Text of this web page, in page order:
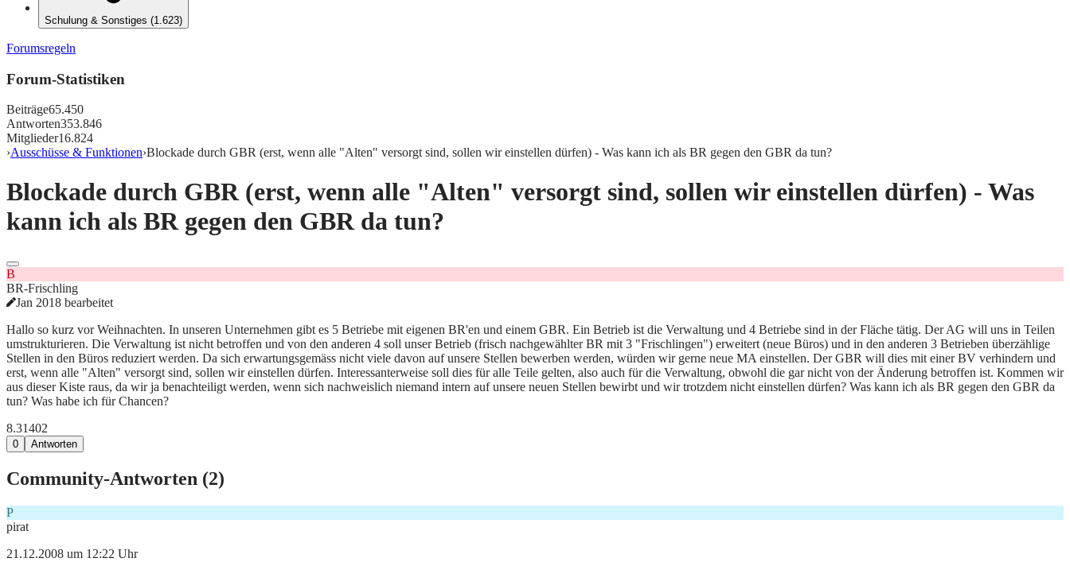
Schulung & Sonstiges (1.623)
Forumsregeln
Forum-Statistiken
Beiträge65.450
Antworten353.846
Mitglieder16.824
›Ausschüsse & Funktionen›Blockade durch GBR (erst, wenn alle "Alten" versorgt sind, sollen wir einstellen dürfen) - Was kann ich als BR gegen den GBR da tun?
Blockade durch GBR (erst, wenn alle "Alten" versorgt sind, sollen wir einstellen dürfen) - Was
kann ich als BR gegen den GBR da tun?
B
BR-Frischling
Jan 2018 bearbeitet
Hallo so kurz vor Weihnachten. In unseren Unternehmen gibt es 5 Betriebe mit eigenen BR'en und einem GBR. Ein Betrieb ist die Verwaltung und 4 Betriebe sind in der Fläche tätig. Der AG will uns in Teilen
umstrukturieren. Die Verwaltung ist nicht betroffen und von den anderen 4 soll unser Betrieb (frisch nachgewählter BR mit 3 "Frischlingen") erweitert (neue Büros) und in den anderen 3 Betrieben überzählige
Stellen in den Büros reduziert werden. Da sich erwartungsgemäss nicht viele davon auf unsere Stellen bewerben werden, würden wir gerne neue MA einstellen. Der GBR will dies mit einer BV verhindern und
erst, wenn alle "Alten" versorgt sind, sollen wir einstellen dürfen. Interessanterweise soll dies für alle Teile gelten, also auch für die Verwaltung, obwohl die gar nicht von der Änderung betroffen ist. Kommen wir
aus dieser Kiste raus, da wir ja benachteiligt werden, wenn sich nachweislich niemand intern auf unsere neuen Stellen bewirbt und wir trotzdem nicht einstellen dürfen? Was kann ich als BR gegen den GBR da
tun? Was habe ich für Chancen?
8.31402
0 Antworten
Community-Antworten (2)
P
pirat
21.12.2008 um 12:22 Uhr